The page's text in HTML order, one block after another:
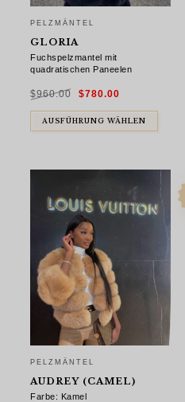
PELZMÄNTEL
GLORIA
Fuchspelzmantel mit
quadratischen Paneelen
$960.00
Ursprünglicher
Preis
$960.00
$780.00
$780.00.
AUSFÜHRUNG WÄHLEN
PELZMÄNTEL
AUDREY (CAMEL)
Farbe: Kamel